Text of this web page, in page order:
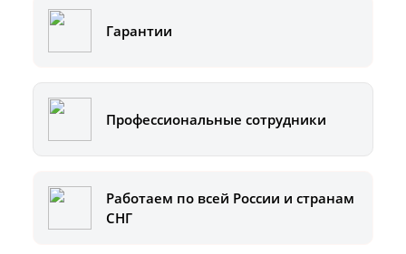
Гарантии
Профессиональные сотрудники
Работаем по всей России и странам
СНГ